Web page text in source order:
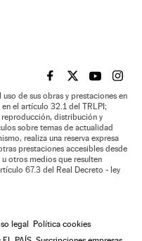
EL PAÍS BRASIL EN
EL PAÍSEL PAÍS
EL
de sus obras y prestaciones en
el artículo 32.1 del TRLPI;
reproducción, distribución y
sobre temas de actualidad
realiza una reserva expresa
prestaciones accesibles desde
otros medios que resulten
67.3 del Real Decreto - ley
legal Política cookies